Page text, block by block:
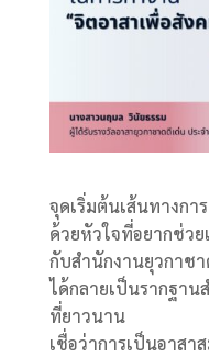
จุดเริ่มต้นเส้นทางกา
ด้วยหัวใจที่อยากช่วย
กับสำนักงานยุวกาช
ได้กลายเป็นรากฐาน
ที่ยาวนาน
เชื่อว่าการเป็นอาสา